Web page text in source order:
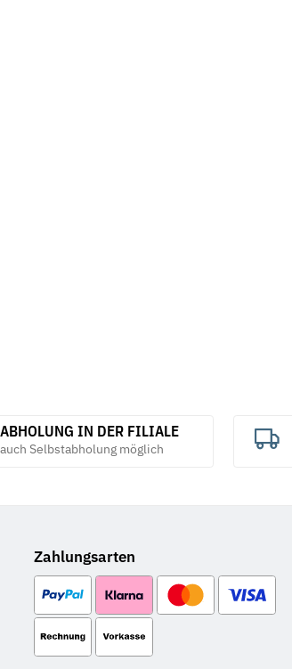
ABHOLUNG IN DER FILIALE
auch Selbstabholung möglich
Zahlungsarten